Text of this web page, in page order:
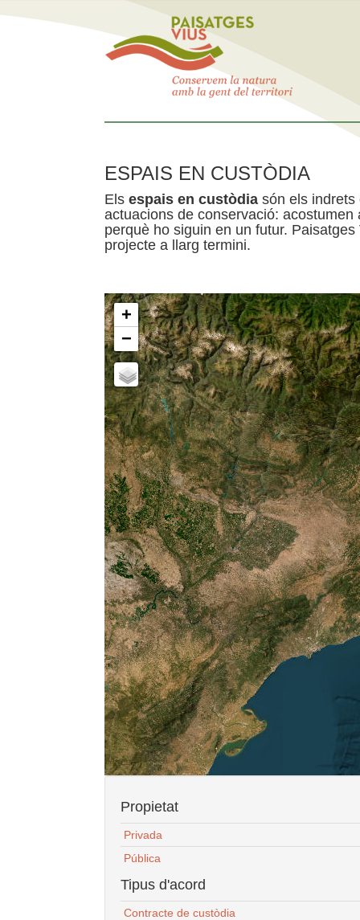
ESPAIS EN CUSTÒDIA
Els espais en custòdia són els indrets
actuacions de conservació:
perquè ho siguin en un futur.
projecte a llarg termini.
+
−
Propietat
Privada
Pública
Tipus d'acord
Contracte de custòdia